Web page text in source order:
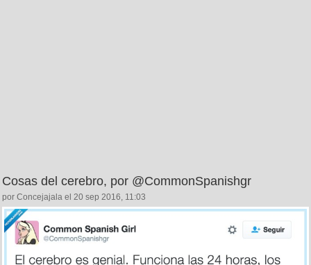
Cosas del cerebro, por @CommonSpanishgr
por Concejajala el 20 sep 2016, 11:03